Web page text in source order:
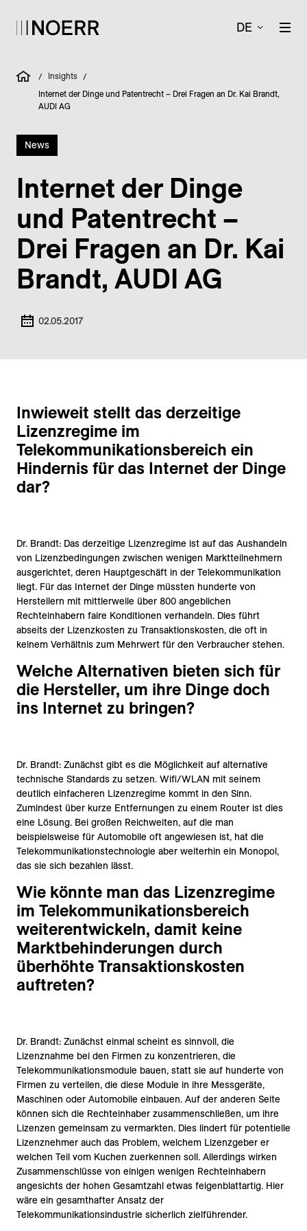
DE
/ Insights /
Internet der Dinge und Patentrecht – Drei Fragen an Dr. Kai Brandt,
AUDI AG
News
Internet der Dinge
und Patentrecht –
Drei Fragen an Dr. Kai
Brandt, AUDI AG
02.05.2017
Inwieweit stellt das derzeitige
Lizenzregime im
Telekommunikationsbereich ein
Hindernis für das Internet der Dinge
dar?
Dr. Brandt: Das derzeitige Lizenzregime ist auf das Aushandeln
von Lizenzbedingungen zwischen wenigen Marktteilnehmern
ausgerichtet, deren Hauptgeschäft in der Telekommunikation
liegt. Für das Internet der Dinge müssten hunderte von
Herstellern mit mittlerweile über 800 angeblichen
Rechteinhabern faire Konditionen verhandeln. Dies führt
abseits der Lizenzkosten zu Transaktionskosten, die oft in
keinem Verhältnis zum Mehrwert für den Verbraucher stehen.
Welche Alternativen bieten sich für
die Hersteller, um ihre Dinge doch
ins Internet zu bringen?
Dr. Brandt: Zunächst gibt es die Möglichkeit auf alternative
technische Standards zu setzen. Wifi/WLAN mit seinem
deutlich einfacheren Lizenzregime kommt in den Sinn.
Zumindest über kurze Entfernungen zu einem Router ist dies
eine Lösung. Bei großen Reichweiten, auf die man
beispielsweise für Automobile oft angewiesen ist, hat die
Telekommunikationstechnologie aber weiterhin ein Monopol,
das sie sich bezahlen lässt.
Wie könnte man das Lizenzregime
im Telekommunikationsbereich
weiterentwickeln, damit keine
Marktbehinderungen durch
überhöhte Transaktionskosten
auftreten?
Dr. Brandt: Zunächst einmal scheint es sinnvoll, die
Lizenznahme bei den Firmen zu konzentrieren, die
Telekommunikationsmodule bauen, statt sie auf hunderte von
Firmen zu verteilen, die diese Module in ihre Messgeräte,
Maschinen oder Automobile einbauen. Auf der anderen Seite
können sich die Rechteinhaber zusammenschließen, um ihre
Lizenzen gemeinsam zu vermarkten. Dies lindert für potentielle
Lizenznehmer auch das Problem, welchem Lizenzgeber er
welchen Teil vom Kuchen zuerkennen soll. Allerdings wirken
Zusammenschlüsse von einigen wenigen Rechteinhabern
angesichts der hohen Gesamtzahl etwas feigenblattartig. Hier
wäre ein gesamthafter Ansatz der
Telekommunikationsindustrie sicherlich zielführender.